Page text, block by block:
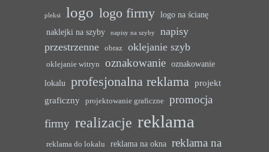
pleksi logo logo firmy logo na ścianę
naklejki na szyby
napisy na szyby
napisy
przestrzenne
obraz oklejanie szyb
oklejanie witryn oznakowanie oznakowanie
lokalu profesjonalna reklama projekt
graficzny
projektowanie graficzne
promocja
firmy realizacje reklama
reklama do lokalu reklama na okna reklama na